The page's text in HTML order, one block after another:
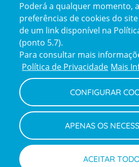
Reclamações
e
elogios
Policy
Política de Privacidade
Declaração de
Canal de Denúncias
Poderá a qualquer momento,
preferências de cookies do site
de um link disponível na
(ponto 5.7).
Para consultar mais
Política de Privacidade Mais
CONFIGURAR
APENAS OS
ACEITAR